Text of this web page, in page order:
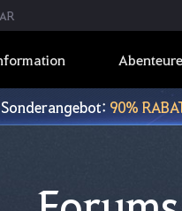
Sonderangebot:90%